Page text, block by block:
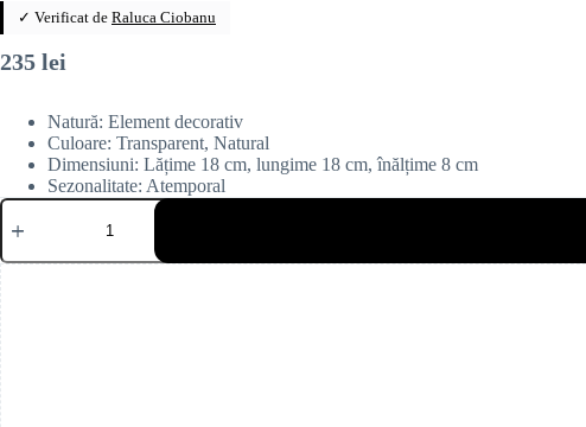
✓ Verificat de Raluca Ciobanu
235 lei
Natură: Element decorativ
Culoare: Transparent, Natural
Dimensiuni: Lățime 18 cm, lungime 18 cm, înălțime 8 cm
Sezonalitate: Atemporal
Cantitate
Suport
răchită
și
sticle
de
sticlă